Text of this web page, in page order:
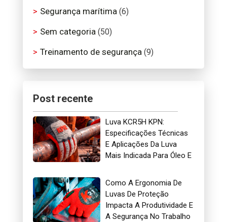
Segurança marítima(6)
Sem categoria(50)
Treinamento de segurança(9)
Post recente
Luva KCR5H KPN:
Especificações Técnicas
E Aplicações Da Luva
Mais Indicada Para Óleo E
Como A Ergonomia De
Luvas De Proteção
Impacta A Produtividade E
A Segurança No Trabalho